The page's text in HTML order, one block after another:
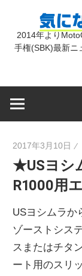
2014年より
手権(SBK)最新ニ
2017年3月10日
★USヨシ
R1000用
USヨシムラか
ゾーストシス
スまたはチタ
ート用のスリ